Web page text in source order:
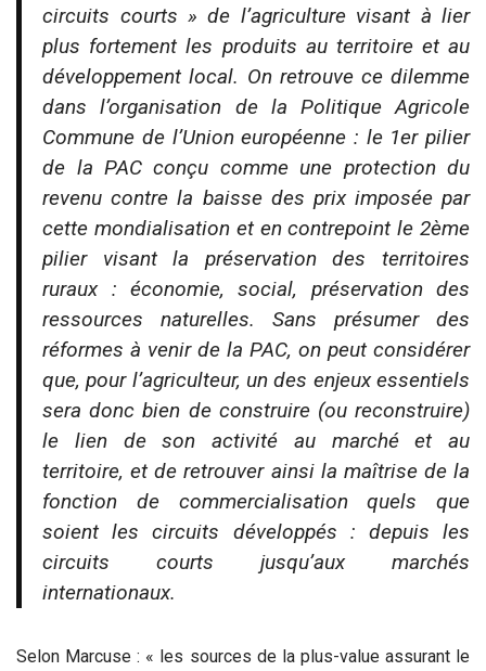
circuits courts » de l’agriculture visant à lier
plus fortement les produits au territoire et au
développement local. On retrouve ce dilemme
dans l’organisation de la Politique Agricole
Commune de l’Union européenne : le 1er pilier
de la PAC conçu comme une protection du
revenu contre la baisse des prix imposée par
cette mondialisation et en contrepoint le 2ème
pilier visant la préservation des territoires
ruraux : économie, social, préservation des
ressources naturelles. Sans présumer des
réformes à venir de la PAC, on peut considérer
que, pour l’agriculteur, un des enjeux essentiels
sera donc bien de construire (ou reconstruire)
le lien de son activité au marché et au
territoire, et de retrouver ainsi la maîtrise de la
fonction de commercialisation quels que
soient les circuits développés : depuis les
circuits courts jusqu’aux marchés
internationaux.
Selon Marcuse : « les sources de la plus-value assurant le